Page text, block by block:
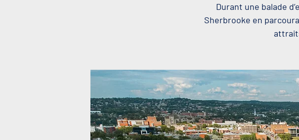
Durant une balade
Sherbrooke en